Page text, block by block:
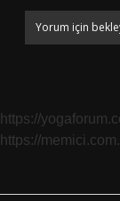
https://
https://